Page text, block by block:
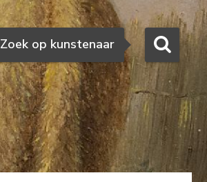
Zoeken
Zoek op kunstenaar